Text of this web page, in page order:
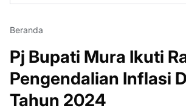
Beranda
Pj Bupati Mura Ikuti
Pengendalian Inflasi
Tahun 2024